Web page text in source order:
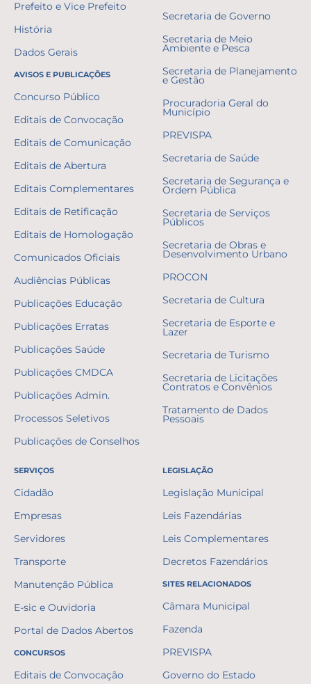
Prefeito e Vice Prefeito
História
Dados Gerais
AVISOS E PUBLICAÇÕES
Concurso Público
Editais de Convocação
Editais de Comunicação
Editais de Abertura
Editais Complementares
Editais de Retificação
Editais de Homologação
Comunicados Oficiais
Audiências Públicas
Publicações Educação
Publicações Erratas
Publicações Saúde
Publicações CMDCA
Publicações Admin.
Processos Seletivos
Publicações de Conselhos
Secretaria de Governo
Secretaria de Meio
Ambiente e Pesca
Secretaria de Planejamento
e Gestão
Procuradoria Geral do
Município
PREVISPA
Secretaria de Saúde
Secretaria de Segurança e
Ordem Pública
Secretaria de Serviços
Públicos
Secretaria de Obras e
Desenvolvimento Urbano
PROCON
Secretaria de Cultura
Secretaria de Esporte e
Lazer
Secretaria de Turismo
Secretaria de Licitações
Contratos e Convênios
Tratamento de Dados
Pessoais
SERVIÇOS
Cidadão
Empresas
Servidores
Transporte
Manutenção Pública
E-sic e Ouvidoria
Portal de Dados Abertos
CONCURSOS
Editais de Convocação
LEGISLAÇÃO
Legislação Municipal
Leis Fazendárias
Leis Complementares
Decretos Fazendários
SITES RELACIONADOS
Câmara Municipal
Fazenda
PREVISPA
Governo do Estado